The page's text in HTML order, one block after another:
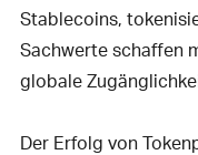
Stablecoins,
Sachwerte schaffen
globale
Der Erfolg von